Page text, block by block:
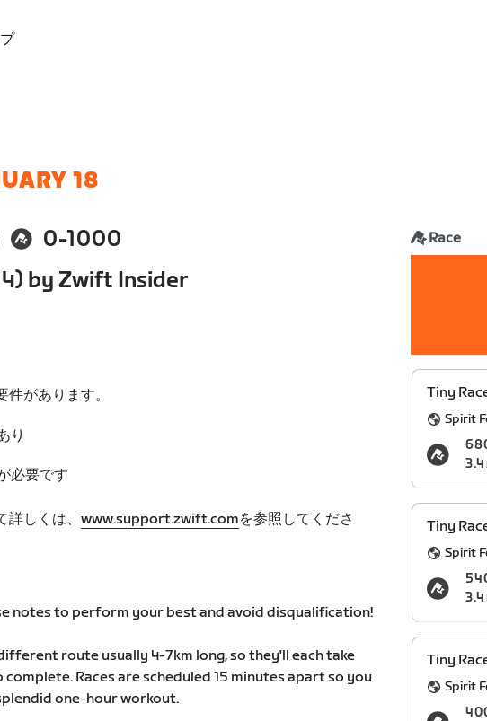
18
0-1000
4) by Zwift Insider
Race
があります。
り
必要です
しくは、 www.support.zwift.comを参照してくださ
notes to perform your best and avoid disqualification!
route usually 4-7km long, so they'll each take
Races are scheduled 15 minutes apart so you
one-hour workout.
Tiny
Spirit
3.4
Tiny
Spirit
3.4
Tiny
Spirit